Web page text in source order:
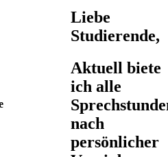
Liebe
Studierende,
Aktuell biete
ich alle
nach
persönlicher